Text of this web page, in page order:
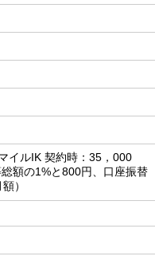
イルIK 契約時：35，000
額の1%と800円、口座振替
）